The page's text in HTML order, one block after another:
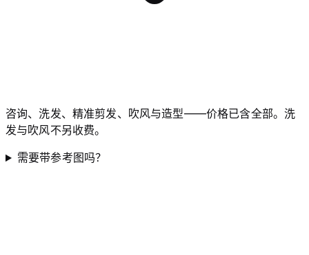
咨询、洗发、精准剪发、吹风与造型——价格已含全部。洗
发与吹风不另收费。
需要带参考图吗？